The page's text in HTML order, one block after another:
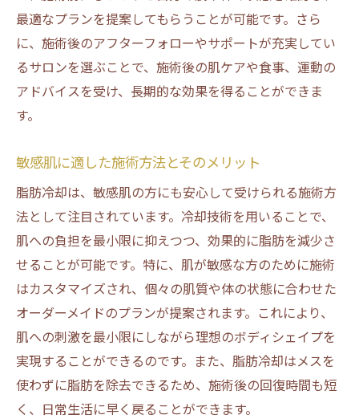
敏感肌でも受けられる脂肪冷却の種類
大阪市での脂肪冷却体験！敏感肌でも負担なく
理想の体型に
脂肪冷却体験前に知っておくべきこと
施術中の不安を軽減するためのポイント
施術後の敏感肌に優しいセルフケア方法
脂肪冷却後の体型変化を最大限に活用する
方法
大阪市の脂肪冷却体験の選び方と注意点
敏感肌対応の脂肪冷却施術！大阪市で安心のボ
ディメイク
敏感肌にも安全な施術の選び方
大阪市の脂肪冷却施術の魅力とは
施術後の肌トラブルを防ぐためのポイント
最適なプランを提案してもらうことが可能です。さら
に、施術後のアフターフォローやサポートが充実してい
るサロンを選ぶことで、施術後の肌ケアや食事、運動の
アドバイスを受け、長期的な効果を得ることができま
す。
敏感肌に適した施術方法とそのメリット
脂肪冷却は、敏感肌の方にも安心して受けられる施術方
法として注目されています。冷却技術を用いることで、
肌への負担を最小限に抑えつつ、効果的に脂肪を減少さ
せることが可能です。特に、肌が敏感な方のために施術
はカスタマイズされ、個々の肌質や体の状態に合わせた
オーダーメイドのプランが提案されます。これにより、
肌への刺激を最小限にしながら理想のボディシェイプを
実現することができるのです。また、脂肪冷却はメスを
使わずに脂肪を除去できるため、施術後の回復時間も短
く、日常生活に早く戻ることができます。